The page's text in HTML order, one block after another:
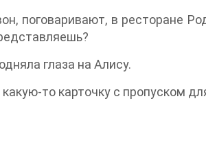
поговаривают, в ресторане
глаза на Алису.
какую-то карточку с